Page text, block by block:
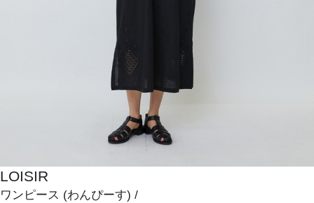
LOISIR
ワンピース (わんぴーす) /